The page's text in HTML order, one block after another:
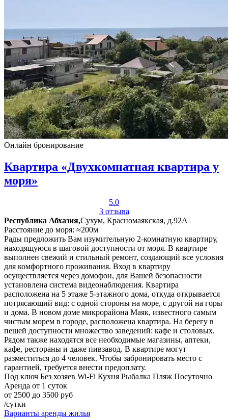
Онлайн бронирование
Квартира «Двухкомнатная квартира у
моря»
5.0
3 отзыва
Республика Абхазия,Сухум, Красномаякская, д.92А
Расстояние до моря: ≈200м
Рады предложить Вам изумительную 2-комнатную квартиру,
находящуюся в шаговой доступности от моря. В квартире
выполнен свежий и стильный ремонт, создающий все условия
для комфортного проживания. Вход в квартиру
осуществляется через домофон, для Вашей безопасности
установлена система видеонаблюдения. Квартира
расположена на 5 этаже 5-этажного дома, откуда открывается
потрясающий вид: с одной стороны на море, с другой на горы
и дома. В новом доме микрорайона Маяк, известного самым
чистым морем в городе, расположена квартира. На берегу в
пешей доступности множество заведений: кафе и столовых.
Рядом также находятся все необходимые магазины, аптеки,
кафе, рестораны и даже пивзавод. В квартире могут
разместиться до 4 человек. Чтобы забронировать место с
гарантией, требуется внести предоплату.
Под ключ Без хозяев Wi-Fi Кухня Рыбалка Пляж Посуточно
Аренда от 1 суток
от 2500 до 3500 руб
/сутки
Варианты аренды жилья